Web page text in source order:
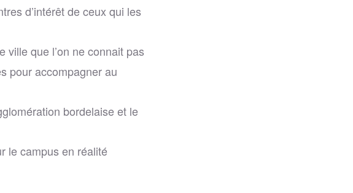
d’intérêt de ceux qui les
ville que l’on ne connait pas
pour accompagner au
bordelaise et le
le campus en réalité